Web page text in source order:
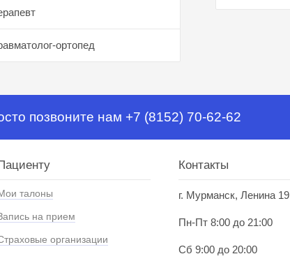
ортопед
позвоните нам +7 (8152) 70-62-62
Пациенту
талоны
на прием
организации
Контакты
г. Мурманск, Ленина 19
Пн-Пт 8:00 до 21:00
Сб 9:00 до 20:00